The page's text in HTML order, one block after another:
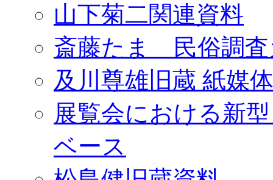
山下菊二関連資料
斎藤たま 民俗調査
及川尊雄旧蔵 紙媒
展覧会における新
ベース